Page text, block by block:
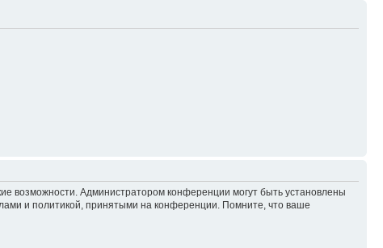
возможности. Администратором конференции могут быть установлены
и политикой, принятыми на конференции. Помните, что ваше